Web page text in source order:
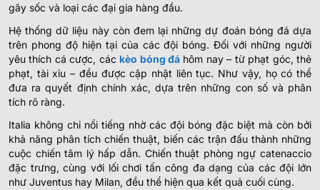
gây sốc và loại các đại gia hàng đầu.
Hệ thống dữ liệu này còn đem lại những dự đoán bóng đá dựa
trên phong độ hiện tại của các đội bóng. Đối với những người
yêu thích cá cược, cáckèo bóng đá hôm nay – từ phạt góc, thẻ
phạt, tài xỉu – đều được cập nhật liên tục. Như vậy, họ có thể
đưa ra quyết định chính xác, dựa trên những con số và phân
tích rõ ràng.
Italia không chỉ nổi tiếng nhờ các đội bóng đặc biệt mà còn bởi
khả năng phân tích chiến thuật, biến các trận đấu thành những
cuộc chiến tâm lý hấp dẫn. Chiến thuật phòng ngự catenaccio
đặc trưng, cùng với lối chơi tấn công đa dạng của các đội lớn
như Juventus hay Milan, đều thể hiện qua kết quả cuối cùng.